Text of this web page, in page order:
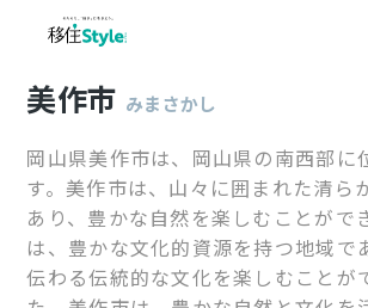
美作市 みまさかし
岡山県美作市は、岡山県の南西部に
す。美作市は、山々に囲まれた清ら
あり、豊かな自然を楽しむことがで
は、豊かな文化的資源を持つ地域で
伝わる伝統的な文化を楽しむことが